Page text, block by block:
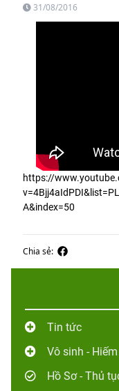
31/08/2016
https://
A&index=50
Chia sẻ:
Tin tức
Vô sinh -
Hồ Sơ - Thủ